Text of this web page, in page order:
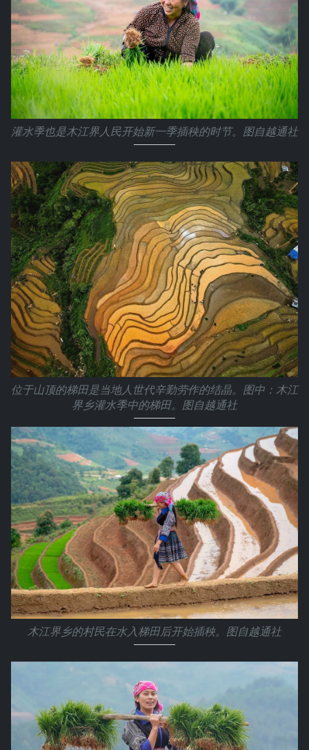
灌水季也是木江界人民开始新一季插秧的时节。图自越通社
位于山顶的梯田是当地人世代辛勤劳作的结晶。图中：木江
界乡灌水季中的梯田。图自越通社
木江界乡的村民在水入梯田后开始插秧。图自越通社